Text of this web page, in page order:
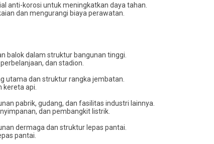
anti-korosi untuk meningkatkan daya tahan.
dan mengurangi biaya perawatan.
balok dalam struktur bangunan tinggi.
dan stadion.
utama dan struktur rangka jembatan.
kereta api.
pabrik, gudang, dan fasilitas industri lainnya.
dan pembangkit listrik.
dermaga dan struktur lepas pantai.
pantai.